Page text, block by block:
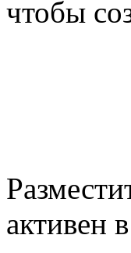
чтобы
активен